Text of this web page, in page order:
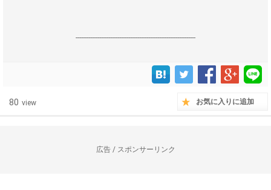
------------------------------------------------------------------
80 view お気に入りに追加
広告 / スポンサーリンク